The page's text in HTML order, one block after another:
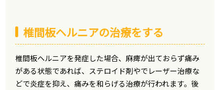
椎間板ヘルニアの治療をする
椎間板ヘルニアを発症した場合、麻痺が出ておらず痛み
がある状態であれば、ステロイド剤やでレーザー治療な
どで炎症を抑え、痛みを和らげる治療が行われます。後